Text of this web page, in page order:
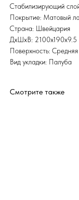
Стабилизирующий
Покрытие: Матовый
Страна: Швейцария
ДхШхВ: 2100x190x9.5
Поверхность:
Вид укладки: Палуба
Смотрите также